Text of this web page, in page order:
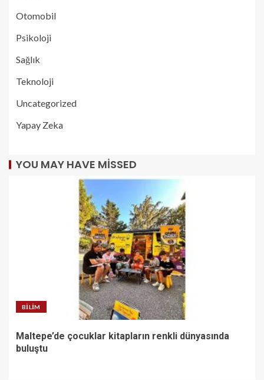
Otomobil
Psikoloji
Sağlık
Teknoloji
Uncategorized
Yapay Zeka
YOU MAY HAVE MISSED
BILIM
Maltepe’de çocuklar kitapların renkli dünyasında
buluştu